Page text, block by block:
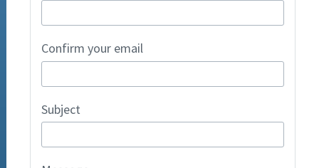
Confirm your email
Subject